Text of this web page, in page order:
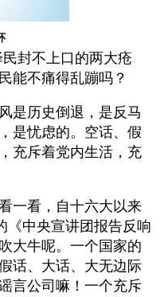
民封不上口的两大疮
能不痛得乱蹦吗？
是历史倒退，是反马
是忧虑的。空话、假
充斥着党内生活，充
一看，自十六大以来
《中央宣讲团报告反响
大牛呢。一个国家的
话、大话、大无边际
言公司嘛！一个充斥